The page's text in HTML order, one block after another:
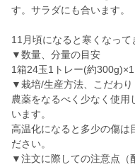
す。サラダにも合います。
11月頃になると寒くなって
▼数量、分量の目安
1箱24玉1トレー(約300g)×1
▼栽培/生産方法、こだわり
農薬をなるべく少なく使用
います。
高温化になると多少の傷は
ださい。
▼注文に際しての注意点（